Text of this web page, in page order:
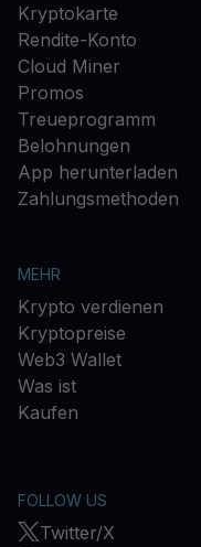
Kryptokarte
Rendite-Konto
Cloud Miner
Promos
Treueprogramm
Belohnungen
App herunterladen
Zahlungsmethoden
MEHR
Krypto verdienen
Kryptopreise
Web3 Wallet
Was ist
Kaufen
FOLLOW US
Twitter/X